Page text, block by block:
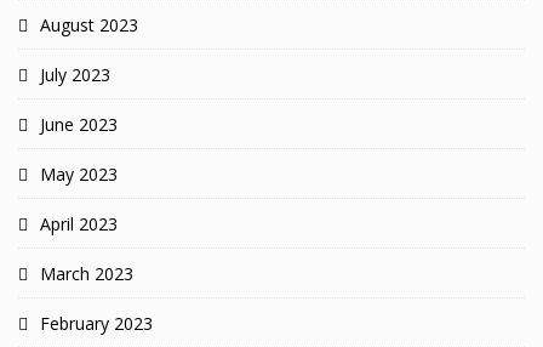
August 2023
July 2023
June 2023
May 2023
April 2023
March 2023
February 2023